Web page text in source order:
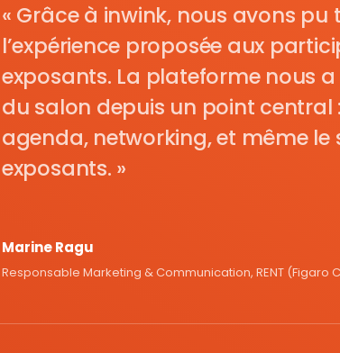
Grâce à inwink, nous avons
l’expérience proposée aux
exposants. La plateforme nous
du salon depuis un point central
agenda, networking, et même le
exposants.
Marine Ragu
Responsable Marketing & Communication, RENT (Figaro